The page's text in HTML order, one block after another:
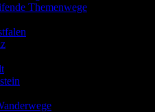
Themenwege